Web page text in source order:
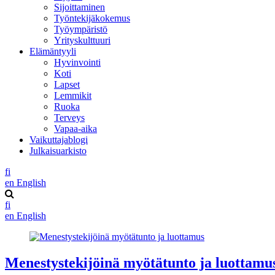
Sijoittaminen
Työntekijäkokemus
Työympäristö
Yrityskulttuuri
Elämäntyyli
Hyvinvointi
Koti
Lapset
Lemmikit
Ruoka
Terveys
Vapaa-aika
Vaikuttajablogi
Julkaisuarkisto
fi
en English
fi
en English
Menestystekijöinä myötätunto ja